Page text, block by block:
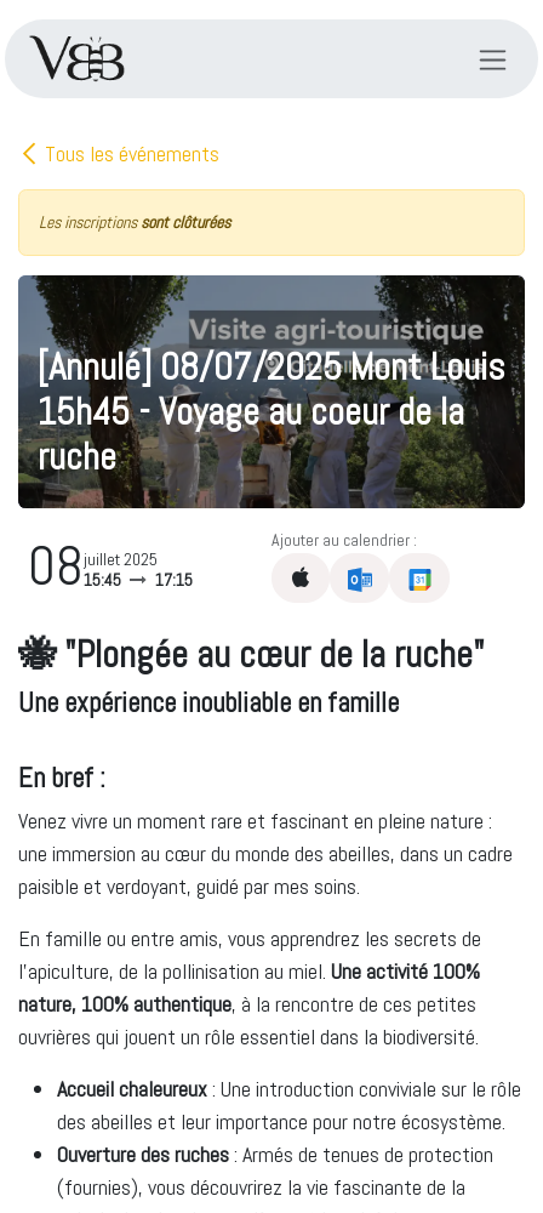
Tous les événements
Les inscriptionssont clôturées
[Annulé] 08/07/2025 Mont Louis
15h45 - Voyage au coeur de la
ruche
08 juillet 2025
15:45
17:15
Ajouter au calendrier :
🐝"Plongée au cœur de la ruche"
Une expérience inoubliable en famille
En bref :
Venez vivre un moment rare et fascinant en pleine nature :
une immersion au cœur du monde des abeilles, dans un cadre
paisible et verdoyant, guidé par mes soins.
En famille ou entre amis, vous apprendrez les secrets de
l’apiculture, de la pollinisation au miel. Une activité 100%
nature, 100% authentique, à la rencontre de ces petites
ouvrières qui jouent un rôle essentiel dans la biodiversité.
Accueil chaleureux: Une introduction conviviale sur le rôle
des abeilles et leur importance pour notre écosystème.
Ouverture des ruches: Armés de tenues de protection
(fournies), vous découvrirez la vie fascinante de la